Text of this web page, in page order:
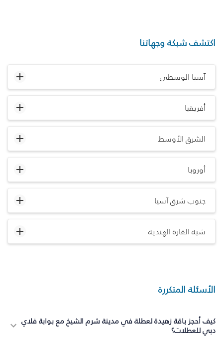
اكتشف شبكة وجهاتنا
آسيا الوسطى
أفريقيا
الشرق الأوسط
أوروبا
جنوب شرق آسيا
شبه القارة الهندية
الأسئلة المتكررة
كيف أحجز باقة زهيدة لعطلة في مدينة شرم الشيخ مع بوابة فلاي
دبي للعطلات؟